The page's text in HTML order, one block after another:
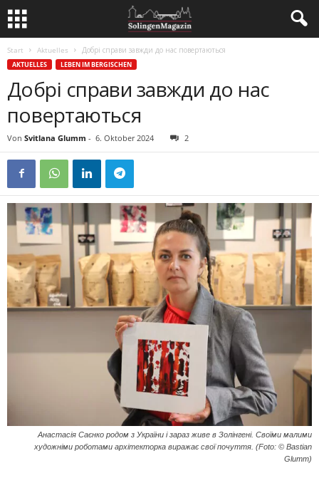
Start Aktuelles Добрі справи завжди до нас повертаються
AKTUELLES LEBEN IM BERGISCHEN
Добрі справи завжди до нас
повертаються
Von Svitlana Glumm - 6. Oktober 2024 2
Анастасія Саєнко родом з України і зараз живе в Золінгені. Своїми малими
художніми роботами архітекторка виражає свої почуття. (Foto: © Bastian
Glumm)